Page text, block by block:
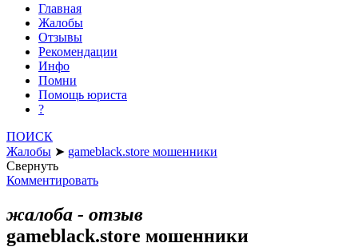
Главная
Жалобы
Отзывы
Рекомендации
Инфо
Помни
Помощь юриста
?
ПОИСК
Жалобы ➤ gameblack.store мошенники
Свернуть
Комментировать
жалоба - отзыв
gameblack.store мошенники